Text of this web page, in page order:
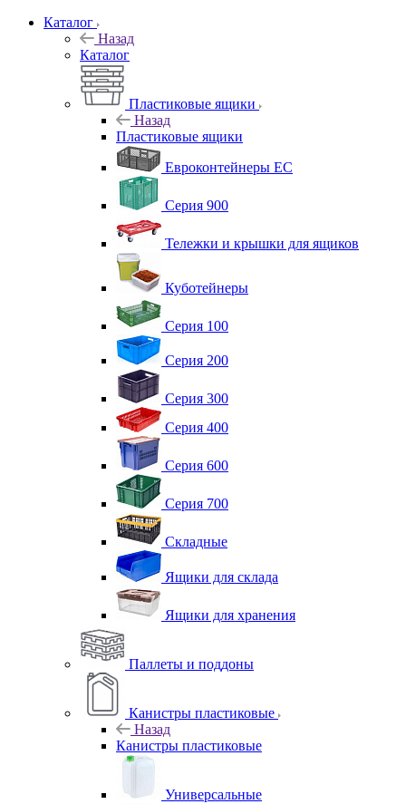
Каталог
Назад
Каталог
Пластиковые ящики
Назад
Пластиковые ящики
Евроконтейнеры ЕС
Серия 900
Тележки и крышки для ящиков
Куботейнеры
Серия 100
Серия 200
Серия 300
Серия 400
Серия 600
Серия 700
Складные
Ящики для склада
Ящики для хранения
Паллеты и поддоны
Канистры пластиковые
Назад
Канистры пластиковые
Универсальные